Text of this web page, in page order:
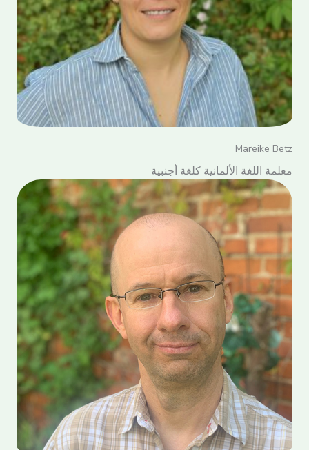
Mareike Betz
معلمة اللغة الألمانية كلغة أجنبية